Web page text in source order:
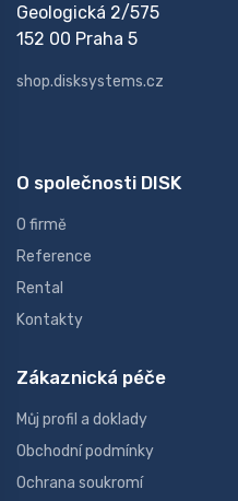
Geologická 2/575
152 00 Praha 5
shop.disksystems.cz
O společnosti DISK
O firmě
Reference
Rental
Kontakty
Zákaznická péče
Můj profil a doklady
Obchodní podmínky
Ochrana soukromí